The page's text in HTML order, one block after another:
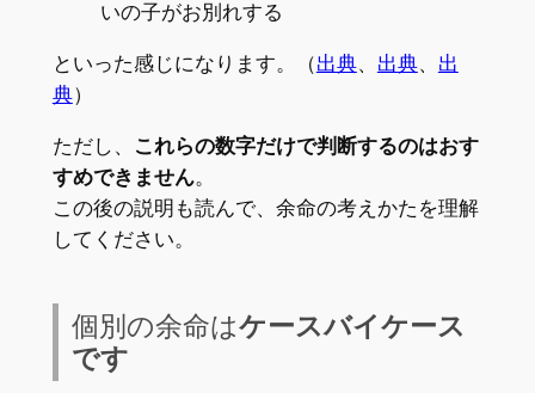
いの子がお別れする
といった感じになります。（出典、 出典、 出
典）
ただし、
これらの数字だけで判断するのはおす
すめできません。
この後の説明も読んで、余命の考えかたを理解
してください。
個別の余命はケースバイケース
です